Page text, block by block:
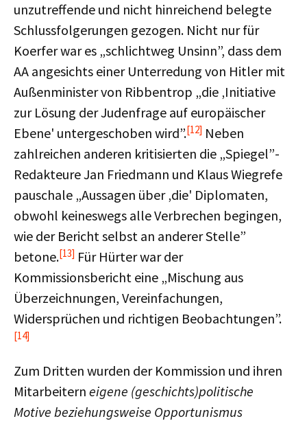
unzutreffende und nicht hinreichend belegte
Schlussfolgerungen gezogen. Nicht nur für
Koerfer war es „schlichtweg Unsinn”, dass dem
AA angesichts einer Unterredung von Hitler mit
Außenminister von Ribbentrop „die ‚Initiative
zur Lösung der Judenfrage auf europäischer
Ebene' untergeschoben wird”.[12] Neben
zahlreichen anderen kritisierten die „Spiegel”-
Redakteure Jan Friedmann und Klaus Wiegrefe
pauschale „Aussagen über ‚die' Diplomaten,
obwohl keineswegs alle Verbrechen begingen,
wie der Bericht selbst an anderer Stelle”
betone.[13] Für Hürter war der
Kommissionsbericht eine „Mischung aus
Überzeichnungen, Vereinfachungen,
Widersprüchen und richtigen Beobachtungen”.
[14]
Zum Dritten wurden der Kommission und ihren
Mitarbeitern eigene (geschichts)politische
Motive beziehungsweise Opportunismus